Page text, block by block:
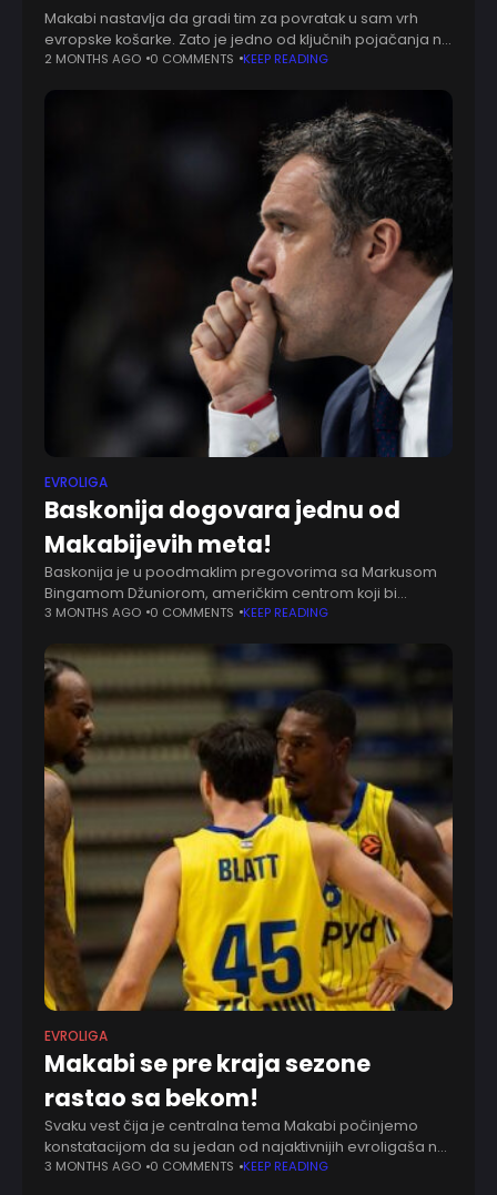
Makabi nastavlja da gradi tim za povratak u sam vrh
evropske košarke. Zato je jedno od ključnih pojačanja na
vidiku, i to iz Rusije. Kako prenosi Meridian Sport, izraelski
2 MONTHS AGO 0 COMMENTS KEEP READING
EVROLIGA
Baskonija dogovara jednu od
Makabijevih meta!
Baskonija je u poodmaklim pregovorima sa Markusom
Bingamom Džuniorom, američkim centrom koji bi
naredne sezone mogao da debituje u Evroligi. Kako
dovođenju
3 MONTHS AGO 0 COMMENTS KEEP READING
EVROLIGA
Makabi se pre kraja sezone
rastao sa bekom!
Svaku vest čija je centralna tema Makabi počinjemo
konstatacijom da su jedan od najaktivnijih evroligaša na
tržištu. Imamo poprilično preciznu sliku kako bi sastav
3 MONTHS AGO 0 COMMENTS KEEP READING